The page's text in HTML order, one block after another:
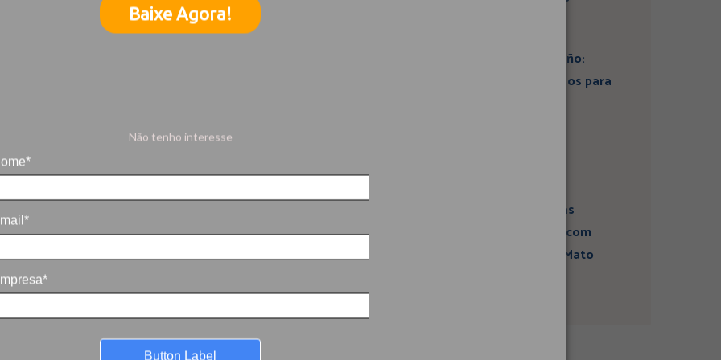
Baixe Agora!
Não tenho interesse
Button Label
Artigo: Super El Niño:
estamos preparados para
atividades sísmicas
fortalece diálogo com
comunidades em Mato